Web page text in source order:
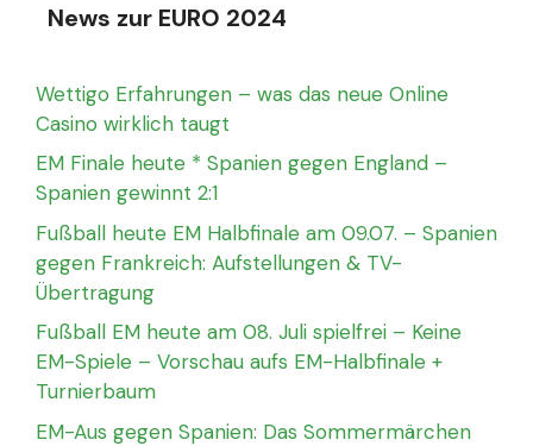
News zur EURO 2024
Wettigo Erfahrungen – was das neue Online
Casino wirklich taugt
EM Finale heute * Spanien gegen England –
Spanien gewinnt 2:1
Fußball heute EM Halbfinale am 09.07. – Spanien
gegen Frankreich: Aufstellungen & TV-
Übertragung
Fußball EM heute am 08. Juli spielfrei – Keine
EM-Spiele – Vorschau aufs EM-Halbfinale +
Turnierbaum
EM-Aus gegen Spanien: Das Sommermärchen